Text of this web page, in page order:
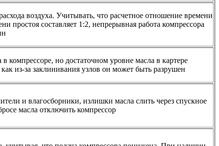
воздуха. Учитывать, что расчетное отношение времени
простоя составляет 1:2, непрерывная работа компрессора
компрессоре, но достаточном уровне масла в картере
из-за заклинивания узлов он может быть разрушен
и влагосборники, излишки масла слить через спускное
масла отключить компрессор